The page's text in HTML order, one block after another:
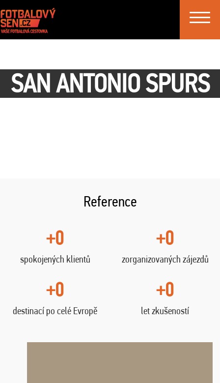
Toggle
SAN ANTONIO SPURS
Reference
+0
spokojených klientů
+0
zorganizovaných zájezdů
+0
destinací po celé Evropě
+0
let zkušeností